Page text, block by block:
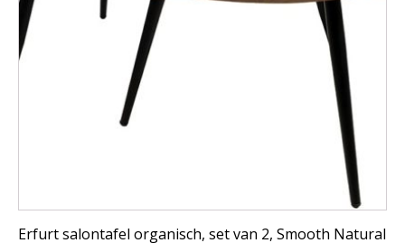
Erfurt salontafel organisch, set van 2, Smooth Natural